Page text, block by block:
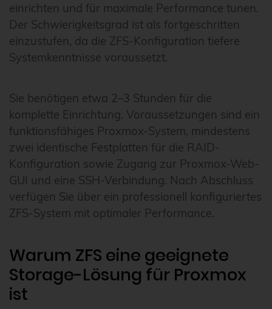
einrichten und für maximale Performance tunen.
Der Schwierigkeitsgrad ist als fortgeschritten
einzustufen, da die ZFS-Konfiguration tiefere
Systemkenntnisse voraussetzt.
Sie benötigen etwa 2–3 Stunden für die
komplette Einrichtung. Voraussetzungen sind ein
funktionsfähiges Proxmox-System, mindestens
zwei identische Festplatten für die RAID-
Konfiguration sowie Zugang zur Proxmox-Web-
GUI und eine SSH-Verbindung. Nach Abschluss
verfügen Sie über ein professionell konfiguriertes
ZFS-System mit optimaler Performance.
Warum ZFS eine geeignete
Storage-Lösung für Proxmox
ist